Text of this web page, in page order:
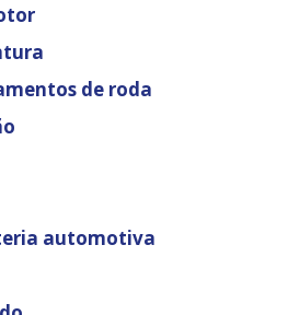
de roda
automotiva